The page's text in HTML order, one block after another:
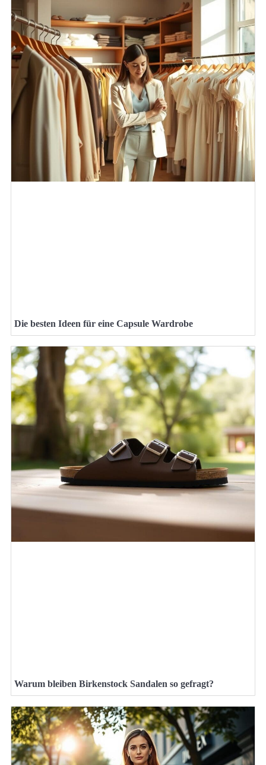
Die besten Ideen für eine Capsule Wardrobe
Warum bleiben Birkenstock Sandalen so gefragt?